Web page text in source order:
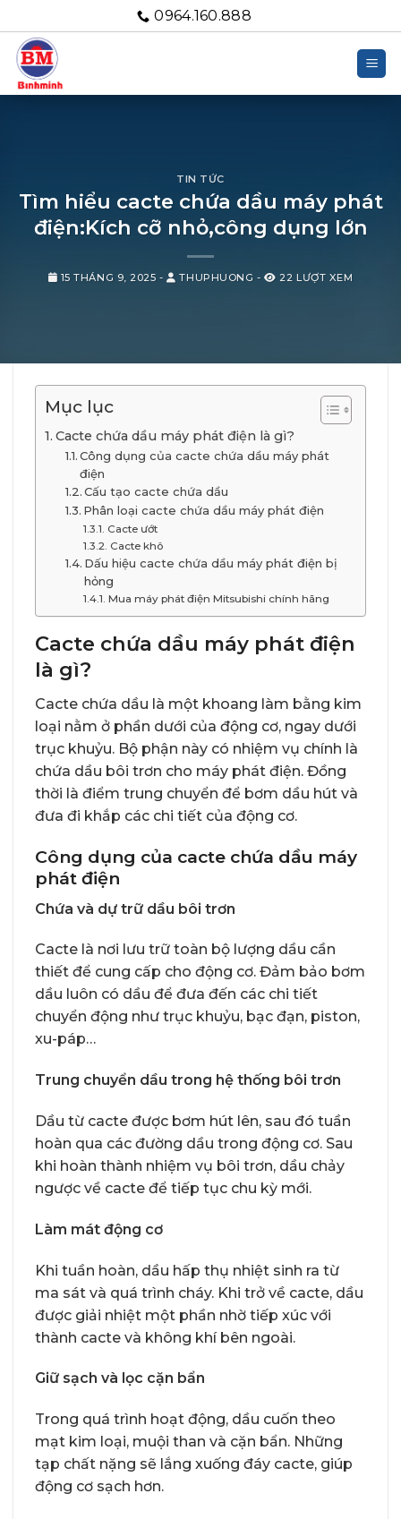
qua
nội
dung
0964.160.888
TIN TỨC
Tìm hiểu cacte chứa dầu máy phát
điện:Kích cỡ nhỏ,công dụng lớn
15 THÁNG 9, 2025 - THUPHUONG - 22 LƯỢT XEM
Mục lục
Cacte chứa dầu máy phát điện là gì?
Công dụng của cacte chứa dầu máy phát
điện
Cấu tạo cacte chứa dầu
Phân loại cacte chứa dầu máy phát điện
Cacte ướt
Cacte khô
Dấu hiệu cacte chứa dầu máy phát điện bị
hỏng
Mua máy phát điện Mitsubishi chính hãng
Cacte chứa dầu máy phát điện
là gì?
Cacte chứa dầu là một khoang làm bằng kim
loại nằm ở phần dưới của động cơ, ngay dưới
trục khuỷu. Bộ phận này có nhiệm vụ chính là
chứa dầu bôi trơn cho máy phát điện. Đồng
thời là điểm trung chuyển để bơm dầu hút và
đưa đi khắp các chi tiết của động cơ.
Công dụng của cacte chứa dầu máy
phát điện
Chứa và dự trữ dầu bôi trơn
Cacte là nơi lưu trữ toàn bộ lượng dầu cần
thiết để cung cấp cho động cơ. Đảm bảo bơm
dầu luôn có dầu để đưa đến các chi tiết
chuyển động như trục khuỷu, bạc đạn, piston,
xu-páp…
Trung chuyển dầu trong hệ thống bôi trơn
Dầu từ cacte được bơm hút lên, sau đó tuần
hoàn qua các đường dầu trong động cơ. Sau
khi hoàn thành nhiệm vụ bôi trơn, dầu chảy
ngược về cacte để tiếp tục chu kỳ mới.
Làm mát động cơ
Khi tuần hoàn, dầu hấp thụ nhiệt sinh ra từ
ma sát và quá trình cháy. Khi trở về cacte, dầu
được giải nhiệt một phần nhờ tiếp xúc với
thành cacte và không khí bên ngoài.
Giữ sạch và lọc cặn bẩn
Trong quá trình hoạt động, dầu cuốn theo
mạt kim loại, muội than và cặn bẩn. Những
tạp chất nặng sẽ lắng xuống đáy cacte, giúp
động cơ sạch hơn.